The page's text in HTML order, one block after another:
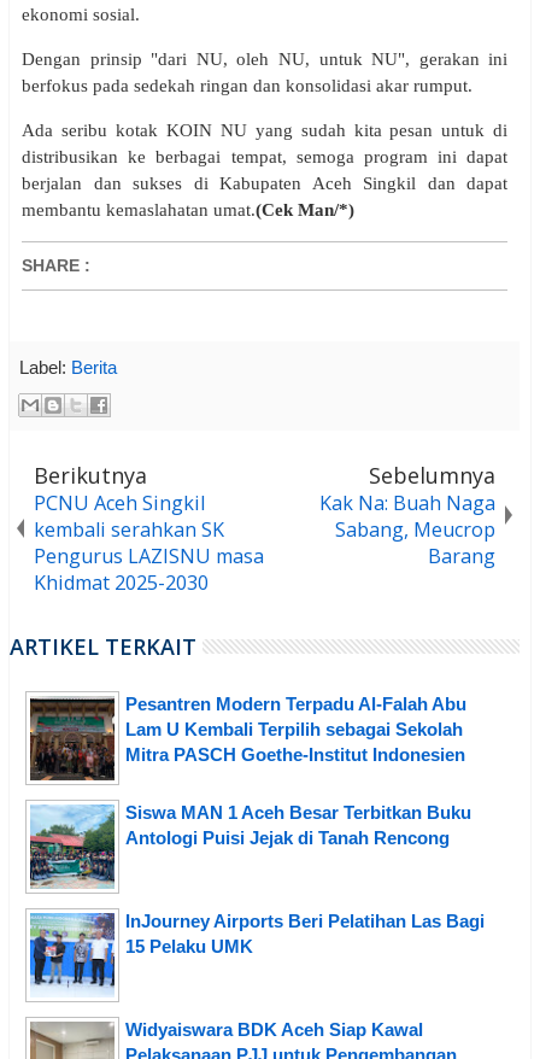
ekonomi sosial.
Dengan prinsip "dari NU, oleh NU, untuk NU", gerakan ini
berfokus pada sedekah ringan dan konsolidasi akar rumput.
Ada seribu kotak KOIN NU yang sudah kita pesan untuk di
distribusikan ke berbagai tempat, semoga program ini dapat
berjalan dan sukses di Kabupaten Aceh Singkil dan dapat
membantu kemaslahatan umat.(Cek Man/*)
SHARE :
Label: Berita
Berikutnya
PCNU Aceh Singkil
kembali serahkan SK
Pengurus LAZISNU masa
Khidmat 2025-2030
Sebelumnya
Kak Na: Buah Naga
Sabang, Meucrop
Barang
ARTIKEL TERKAIT
Pesantren Modern Terpadu Al-Falah Abu
Lam U Kembali Terpilih sebagai Sekolah
Mitra PASCH Goethe-Institut Indonesien
Siswa MAN 1 Aceh Besar Terbitkan Buku
Antologi Puisi Jejak di Tanah Rencong
InJourney Airports Beri Pelatihan Las Bagi
15 Pelaku UMK
Widyaiswara BDK Aceh Siap Kawal
Pelaksanaan PJJ untuk Pengembangan